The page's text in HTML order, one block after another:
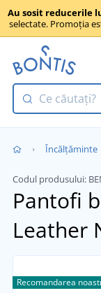
Au sosit reducerile
selectate. Promoția
Încălţăminte
Codul produsului:
Pantofi
Leather
Recomandarea